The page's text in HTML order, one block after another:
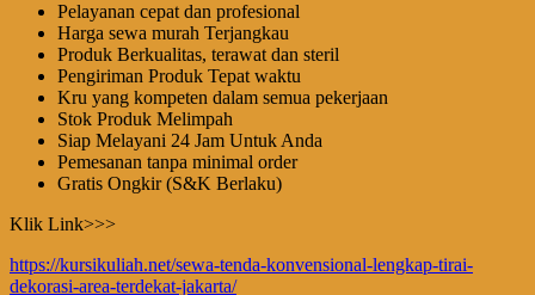
Pelayanan cepat dan profesional
Harga sewa murah Terjangkau
Produk Berkualitas, terawat dan steril
Pengiriman Produk Tepat waktu
Kru yang kompeten dalam semua pekerjaan
Stok Produk Melimpah
Siap Melayani 24 Jam Untuk Anda
Pemesanan tanpa minimal order
Gratis Ongkir (S&K Berlaku)
Klik Link>>>
https://kursikuliah.net/sewa-tenda-konvensional-lengkap-tirai-
dekorasi-area-terdekat-jakarta/